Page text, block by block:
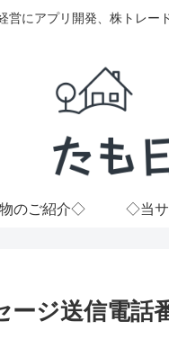
営にアプリ開発、株トレー
のご紹介◇ ◇当サ
ジ送信電話